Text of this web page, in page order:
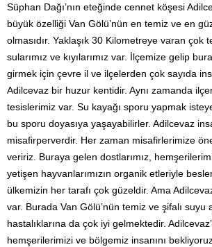
Süphan Dağı’nın eteğinde cennet köşesi
büyük özelliği Van Gölü’nün en temiz ve en
olmasıdır. Yaklaşık 30 Kilometreye varan çok
sularımız ve kıyılarımız var. İlçemize gelip
girmek için çevre il ve ilçelerden çok sayıda
Adilcevaz bir huzur kentidir. Aynı zamanda
tesislerimiz var. Su kayağı sporu yapmak
bu sporu doyasıya yaşayabilirler. Adilcevaz
misafirperverdir. Her zaman misafirlerimize
veririz. Buraya gelen dostlarımız,
yetişen hayvanlarımızın organik etleriyle
ülkemizin her tarafı çok güzeldir. Ama
var. Burada Van Gölü’nün temiz ve şifalı suyu
hastalıklarına da çok iyi gelmektedir.
hemşerilerimizi ve bölgemiz insanını